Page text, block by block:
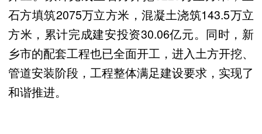
石方填筑2075万立方米，混凝土浇筑143.5万立
方米，累计完成建安投资30.06亿元。同时，新
乡市的配套工程也已全面开工，进入土方开挖、
管道安装阶段，工程整体满足建设要求，实现了
和谐推进。